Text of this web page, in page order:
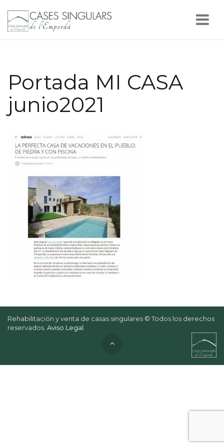
Portada MI CASA
junio2021
Rehabilitación y venta de casas singulares © Todos los derechos
reservados. Aviso Legal